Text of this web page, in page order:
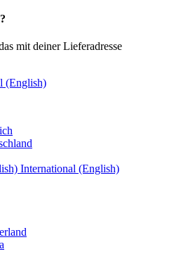
mit deiner Lieferadresse
(English)
International (English)